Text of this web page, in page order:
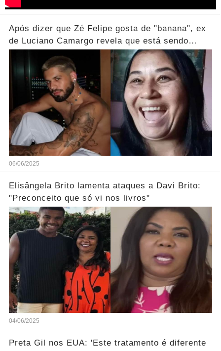
Após dizer que Zé Felipe gosta de "banana", ex
de Luciano Camargo revela que está sendo
06/06/2025
Elisângela Brito lamenta ataques a Davi Brito:
"Preconceito que só vi nos livros"
04/06/2025
Preta Gil nos EUA: 'Este tratamento é diferente